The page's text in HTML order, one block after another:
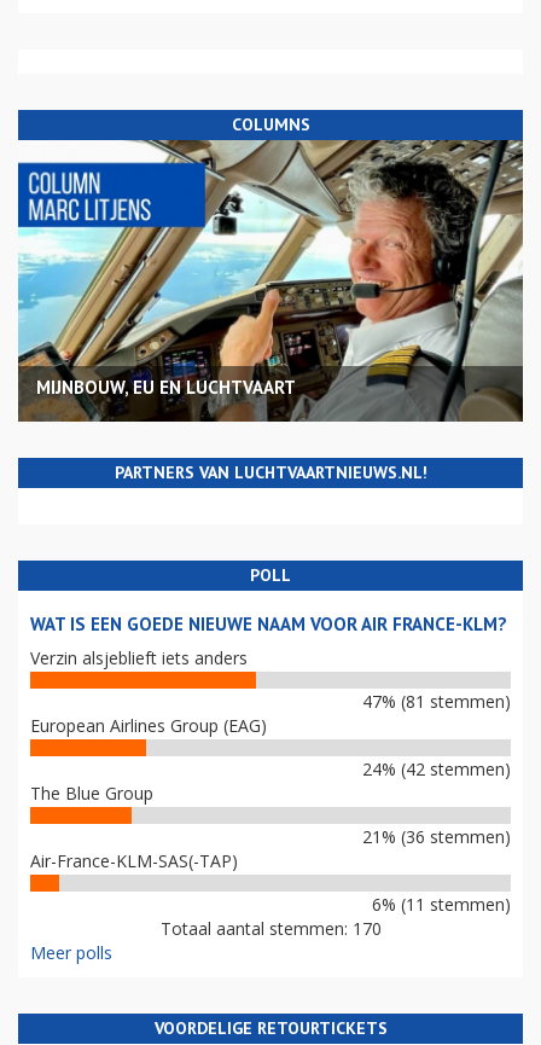
COLUMNS
MIJNBOUW, EU EN LUCHTVAART
PARTNERS VAN LUCHTVAARTNIEUWS.NL!
POLL
WAT IS EEN GOEDE NIEUWE NAAM VOOR AIR FRANCE-KLM?
Verzin alsjeblieft iets anders
47% (81 stemmen)
European Airlines Group (EAG)
24% (42 stemmen)
The Blue Group
21% (36 stemmen)
Air-France-KLM-SAS(-TAP)
6% (11 stemmen)
Totaal aantal stemmen: 170
Meer polls
VOORDELIGE RETOURTICKETS